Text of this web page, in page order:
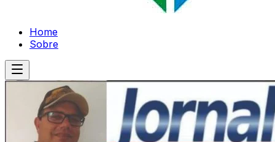
Home
Sobre